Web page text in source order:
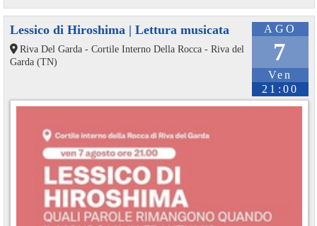
AGO
7
Ven
21:00
Lessico di Hiroshima | Lettura musicata
Riva Del Garda - Cortile Interno Della Rocca - Riva del
Garda (TN)